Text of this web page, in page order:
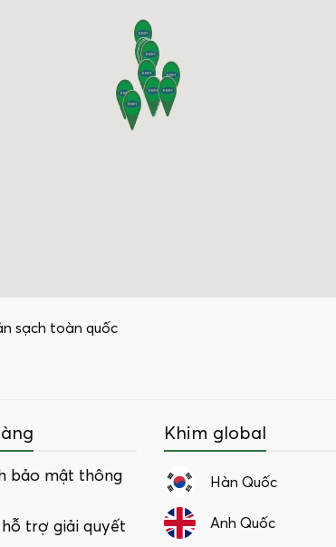
sạch toàn quốc
Khim global
Hàn Quốc
Anh Quốc
bảo mật thông
trợ giải quyết